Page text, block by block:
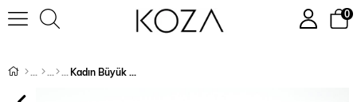
0
Kadın Büyük Beden Fırça Baskılı Kapüşonlu Kadın Eşofman Takımı 8062-24